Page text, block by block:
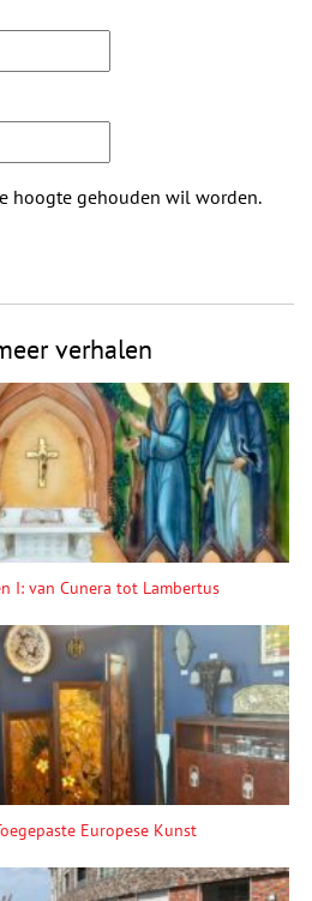
hoogte gehouden wil worden.
verhalen
I: van Cunera tot Lambertus
Europese Kunst